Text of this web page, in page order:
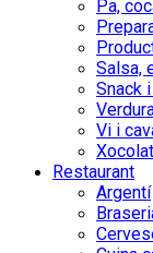
Pa,
Salsa,
Snack
Vi i
Restaurant
Argentí